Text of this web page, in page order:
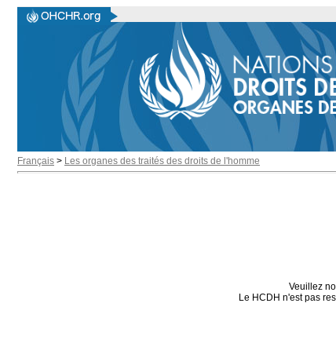
Français > Les organes des traités des droits de l'homme
Veuillez
Le HCDH n'est pas